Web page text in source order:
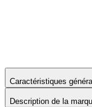
Caractéristiques
Description de la